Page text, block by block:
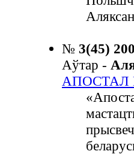
№ 3(45)
Аўтар -
АПОСТАЛ